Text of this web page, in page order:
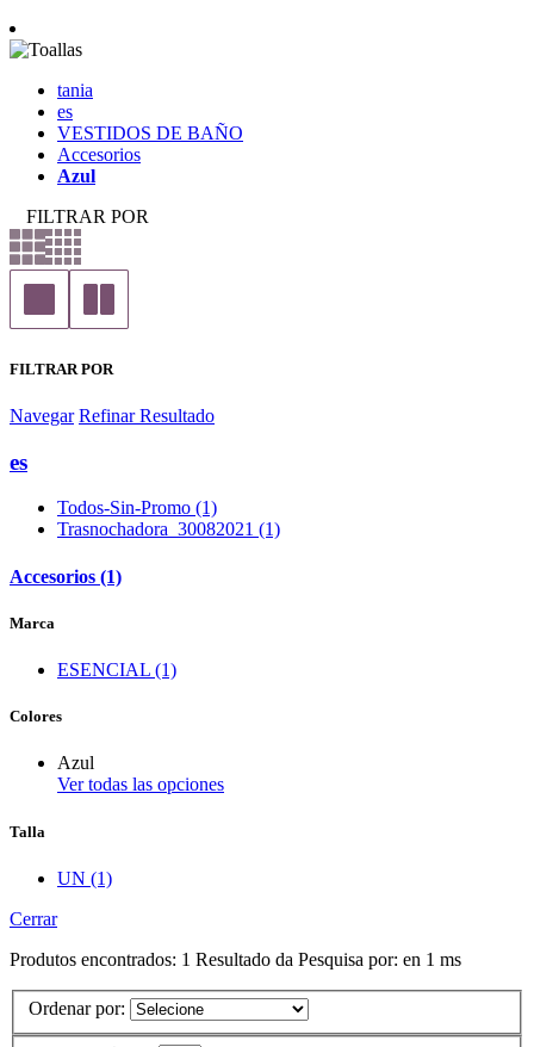
tania
es
VESTIDOS DE BAÑO
Accesorios
Azul
FILTRAR POR
FILTRAR POR
Navegar Refinar Resultado
es
Todos-Sin-Promo (1)
Trasnochadora_30082021 (1)
Accesorios (1)
Marca
ESENCIAL (1)
Colores
Azul
Ver todas las opciones
Talla
UN (1)
Cerrar
Produtos encontrados: 1 Resultado da Pesquisa por: en 1 ms
Ordenar por: